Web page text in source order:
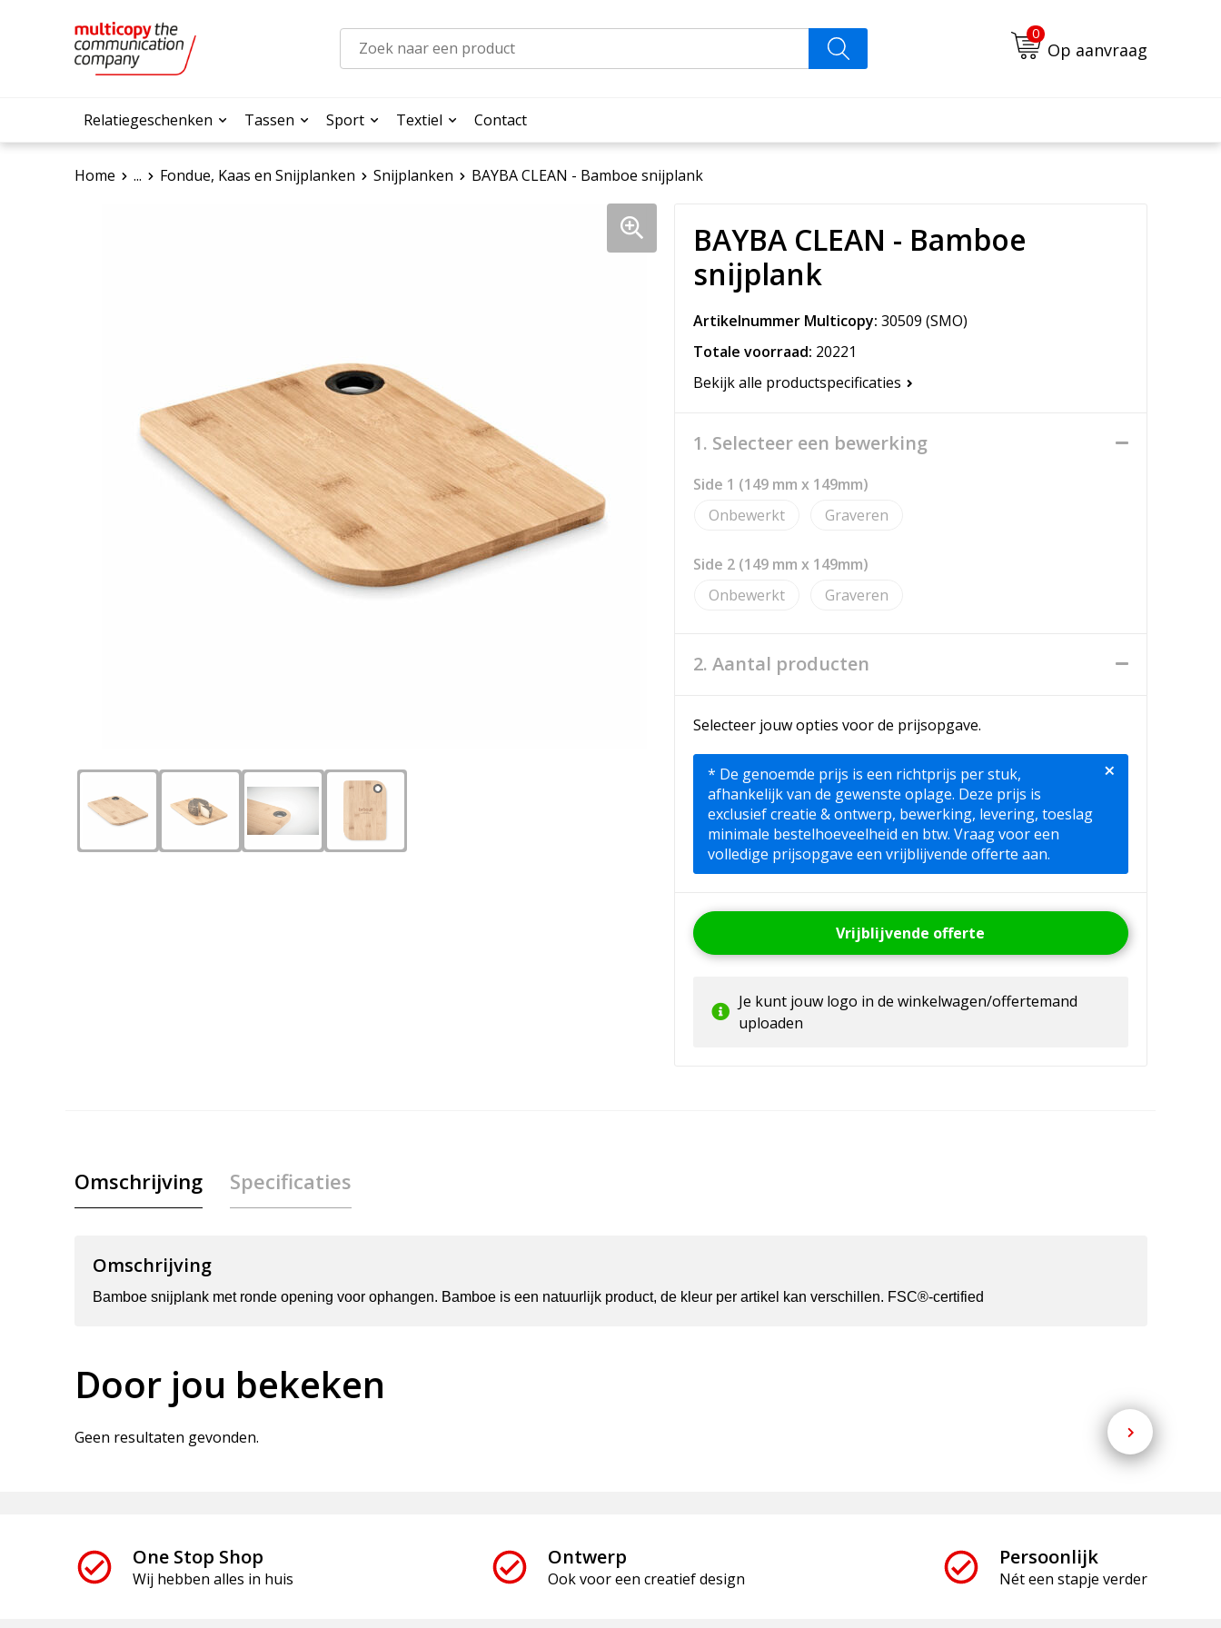
0
Op aanvraag
Relatiegeschenken Tassen Sport Textiel Contact
Home ... Fondue, Kaas en Snijplanken Snijplanken BAYBA CLEAN - Bamboe snijplank
BAYBA CLEAN - Bamboe
snijplank
Artikelnummer Multicopy: 30509 (SMO)
Totale voorraad: 20221
Bekijk alle productspecificaties
1. Selecteer een bewerking
Side 1 (149 mm x 149mm)
Onbewerkt
Graveren
Side 2 (149 mm x 149mm)
Onbewerkt
Graveren
2. Aantal producten
Selecteer jouw opties voor de prijsopgave.
* De genoemde prijs is een richtprijs per stuk,
afhankelijk van de gewenste oplage. Deze prijs is
exclusief creatie & ontwerp, bewerking, levering, toeslag
minimale bestelhoeveelheid en btw. Vraag voor een
volledige prijsopgave een vrijblijvende offerte aan.
×
Vrijblijvende offerte
Je kunt jouw logo in de winkelwagen/offertemand
uploaden
Omschrijving Specificaties
Omschrijving
Bamboe snijplank met ronde opening voor ophangen. Bamboe is een natuurlijk product, de kleur per artikel kan verschillen. FSC®-certified
Door jou bekeken
Geen resultaten gevonden.
One Stop Shop
Wij hebben alles in huis
Ontwerp
Ook voor een creatief design
Persoonlijk
Nét een stapje verder